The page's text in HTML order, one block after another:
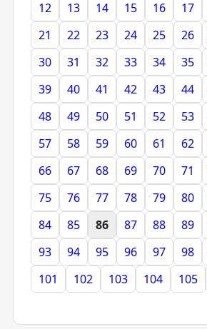
12
13 14 15 16 17
21
22 23 24 25 26
30
31 32 33 34 35
39
40 41 42 43 44
48
49 50 51 52 53
57
58 59 60 61 62
66
67 68 69 70 71
75
76 77 78 79 80
84
85 86 87 88 89
93
94 95 96 97 98
101
102 103 104 105